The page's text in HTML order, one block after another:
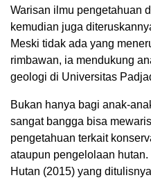
Warisan ilmu pengetahuan
kemudian juga
Meski tidak ada yang
rimbawan, ia mendukung
geologi di Universitas
Bukan hanya bagi anak-
sangat bangga bisa
pengetahuan terkait
ataupun pengelolaan
Hutan (2015) yang